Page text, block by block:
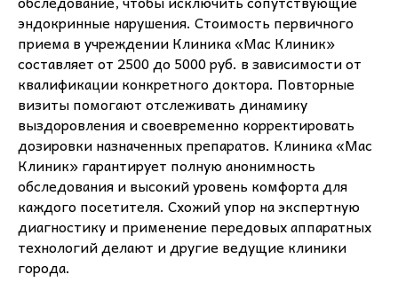
эндокринные нарушения. Стоимость первичного
приема в учреждении Клиника «Мас Клиник»
составляет от 2500 до 5000 руб. в зависимости от
квалификации конкретного доктора. Повторные
визиты помогают отслеживать динамику
выздоровления и своевременно корректировать
дозировки назначенных препаратов. Клиника «Мас
Клиник» гарантирует полную анонимность
обследования и высокий уровень комфорта для
каждого посетителя. Схожий упор на экспертную
диагностику и применение передовых аппаратных
технологий делают и другие ведущие клиники
города.